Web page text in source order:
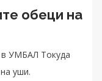
обеци на
УМБАЛ Токуда
уши.